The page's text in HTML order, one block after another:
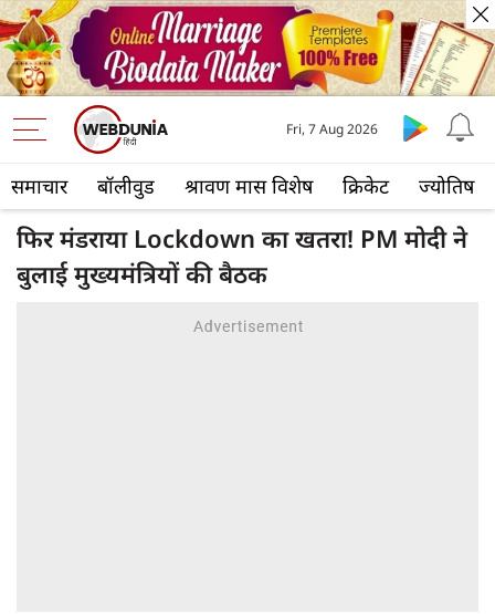
समाचार बॉलीवुड श्रावण मास विशेष क्रिकेट ज्योतिष
Fri, 7 Aug 2026
फिर मंडराया Lockdown का खतरा! PM मोदी ने
बुलाई मुख्यमंत्रियों की बैठक